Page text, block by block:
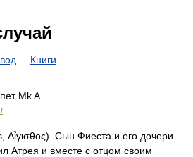
Книги
Mk A …
Αί̉γισθος). Сын Фиеста и его дочери
Атрея и вместе с отцом своим